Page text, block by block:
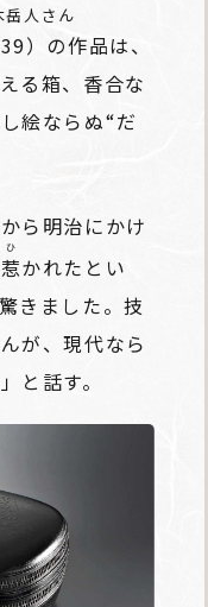
人さん
）の作品は、
る箱、香合な
絵ならぬ“だ
ら明治にかけ
惹
ひ
かれたとい
きました。技
が、現代なら
と話す。